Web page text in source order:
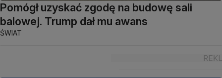
Pomógł uzyskać zgodę na budowę sali
balowej. Trump dał mu awans
ŚWIAT